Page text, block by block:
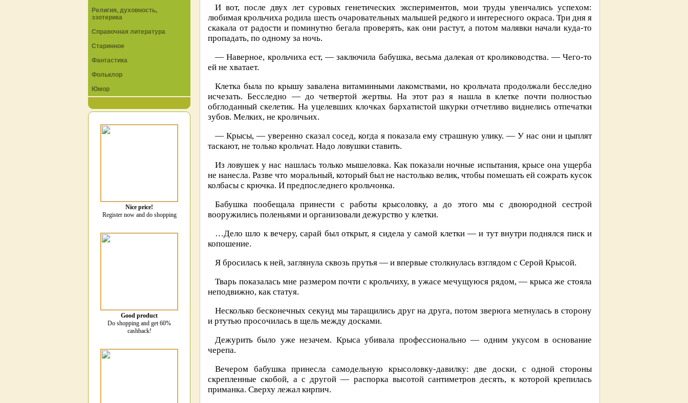
И вот, после двух лет суровых генетических экспериментов, мои труды увенчались успехом:
любимая крольчиха родила шесть очаровательных малышей редкого и интересного окраса. Три дня я
скакала от радости и поминутно бегала проверять, как они растут, а потом малявки начали куда-то
пропадать, по одному за ночь.
— Наверное, крольчиха ест, — заключила бабушка, весьма далекая от кролиководства. — Чего-то
ей не хватает.
Клетка была по крышу завалена витаминными лакомствами, но крольчата продолжали бесследно
исчезать. Бесследно — до четвертой жертвы. На этот раз я нашла в клетке почти полностью
обглоданный скелетик. На уцелевших клочках бархатистой шкурки отчетливо виднелись отпечатки
зубов. Мелких, не кроличьих.
— Крысы, — уверенно сказал сосед, когда я показала ему страшную улику. — У нас они и цыплят
таскают, не только крольчат. Надо ловушки ставить.
Из ловушек у нас нашлась только мышеловка. Как показали ночные испытания, крысе она ущерба
не нанесла. Разве что моральный, который был не настолько велик, чтобы помешать ей сожрать кусок
колбасы с крючка. И предпоследнего крольчонка.
Бабушка пообещала принести с работы крысоловку, а до этого мы с двоюродной сестрой
вооружились поленьями и организовали дежурство у клетки.
…Дело шло к вечеру, сарай был открыт, я сидела у самой клетки — и тут внутри поднялся писк и
копошение.
Я бросилась к ней, заглянула сквозь прутья — и впервые столкнулась взглядом с Серой Крысой.
Тварь показалась мне размером почти с крольчиху, в ужасе мечущуюся рядом, — крыса же стояла
неподвижно, как статуя.
Несколько бесконечных секунд мы таращились друг на друга, потом зверюга метнулась в сторону
и ртутью просочилась в щель между досками.
Дежурить было уже незачем. Крыса убивала профессионально — одним укусом в основание
черепа.
Вечером бабушка принесла самодельную крысоловку-давилку: две доски, с одной стороны
скрепленные скобой, а с другой — распорка высотой сантиметров десять, к которой крепилась
приманка. Сверху лежал кирпич.
Религия, духовность,
эзотерика
Справочная литература
Старинное
Фантастика
Фольклор
Юмор
Nice price!
Register now and do shopping
Good product
Do shopping and get 60%
cashback!